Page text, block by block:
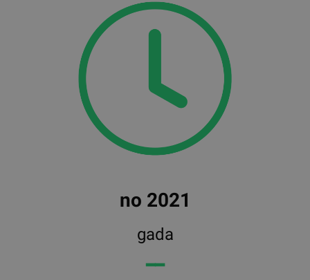
no 2021
gada
━━